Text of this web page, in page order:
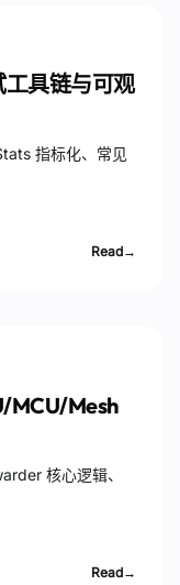
工具链与可观
指标化、常见
Read→
MCU/Mesh
核心逻辑、
Read→